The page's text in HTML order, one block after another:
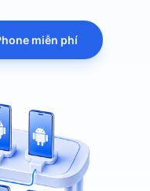
miễn phí